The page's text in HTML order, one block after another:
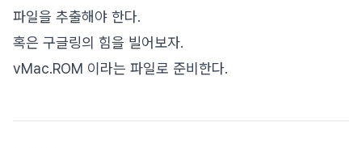
파일을 추출해야 한다.
혹은 구글링의 힘을 빌어보자.
vMac.ROM 이라는 파일로 준비한다.